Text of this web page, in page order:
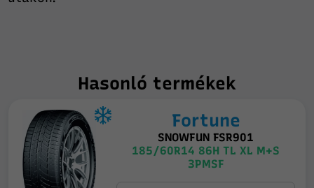
Hasonló termékek
Fortune
SNOWFUN FSR901
185/60R14 86H TL XL M+S
3PMSF